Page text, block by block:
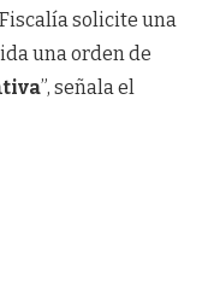
solicite una
una orden de
”, señala el